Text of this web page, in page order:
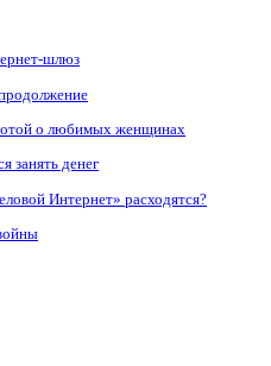
шлюз
о любимых женщинах
занять денег
Интернет» расходятся?